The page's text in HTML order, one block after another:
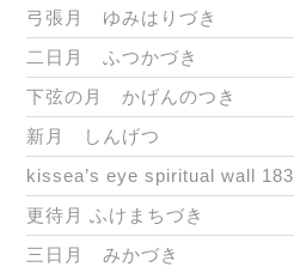
弓張月 ゆみはりづき
二日月 ふつかづき
下弦の月 かげんのつき
新月 しんげつ
kissea’s eye spiritual wall 183
更待月 ふけまちづき
三日月 みかづき